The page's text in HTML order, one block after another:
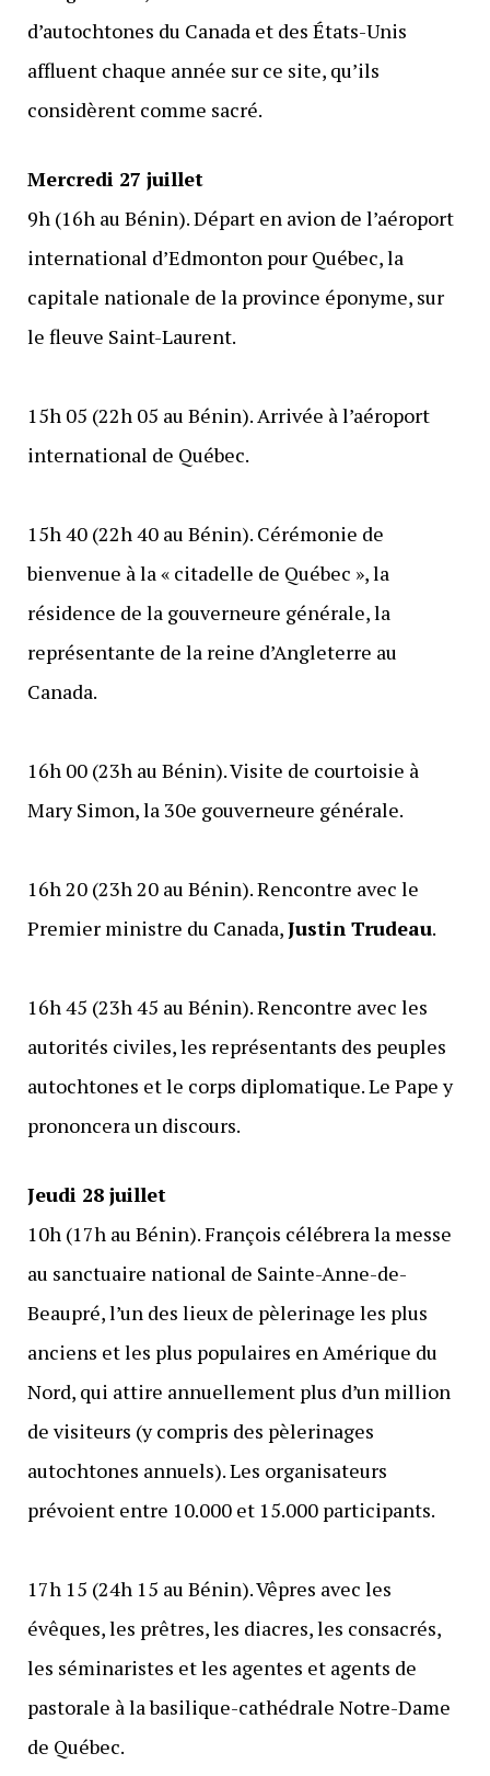
d’autochtones du Canada et des États-Unis
affluent chaque année sur ce site, qu’ils
considèrent comme sacré.
Mercredi 27 juillet
9h (16h au Bénin). Départ en avion de l’aéroport
international d’Edmonton pour Québec, la
capitale nationale de la province éponyme, sur
le fleuve Saint-Laurent.
15h 05 (22h 05 au Bénin). Arrivée à l’aéroport
international de Québec.
15h 40 (22h 40 au Bénin). Cérémonie de
bienvenue à la « citadelle de Québec », la
résidence de la gouverneure générale, la
représentante de la reine d’Angleterre au
Canada.
16h 00 (23h au Bénin). Visite de courtoisie à
Mary Simon, la 30e gouverneure générale.
16h 20 (23h 20 au Bénin). Rencontre avec le
Premier ministre du Canada,Justin Trudeau.
16h 45 (23h 45 au Bénin). Rencontre avec les
autorités civiles, les représentants des peuples
autochtones et le corps diplomatique. Le Pape y
prononcera un discours.
Jeudi 28 juillet
10h (17h au Bénin). François célébrera la messe
au sanctuaire national de Sainte-Anne-de-
Beaupré, l’un des lieux de pèlerinage les plus
anciens et les plus populaires en Amérique du
Nord, qui attire annuellement plus d’un million
de visiteurs (y compris des pèlerinages
autochtones annuels). Les organisateurs
prévoient entre 10.000 et 15.000 participants.
17h 15 (24h 15 au Bénin). Vêpres avec les
évêques, les prêtres, les diacres, les consacrés,
les séminaristes et les agentes et agents de
pastorale à la basilique-cathédrale Notre-Dame
de Québec.